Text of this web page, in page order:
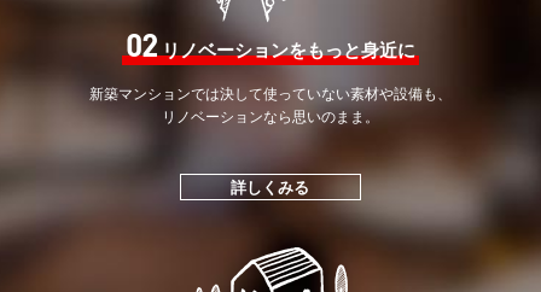
02リノベーションをもっと身近に
新築マンションでは決して使っていない素材や設備も、
リノベーションなら思いのまま。
詳しくみる